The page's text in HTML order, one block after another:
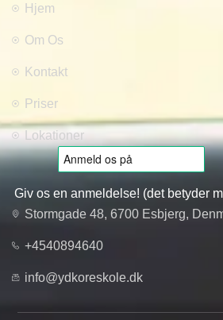
Hjem
Om Os
Kontakt
Priser
Lokationer
Giv os en anmeldelse! (det betyder
Stormgade 48, 6700 Esbjerg,
+4540894640
info@ydkoreskole.dk